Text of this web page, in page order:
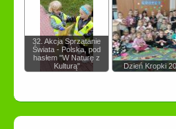
32. Akcja Sprzątanie
Świata - Polska, pod
hasłem "W Naturę z
Kulturą"
Dzień Kropki